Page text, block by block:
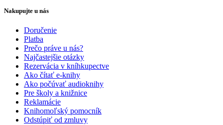
Nakupujte u nás
Doručenie
Platba
Prečo práve u nás?
Najčastejšie otázky
Rezervácia v kníhkupectve
Ako čítať e-knihy
Ako počúvať audioknihy
Pre školy a knižnice
Reklamácie
Knihomoľský pomocník
Odstúpiť od zmluvy